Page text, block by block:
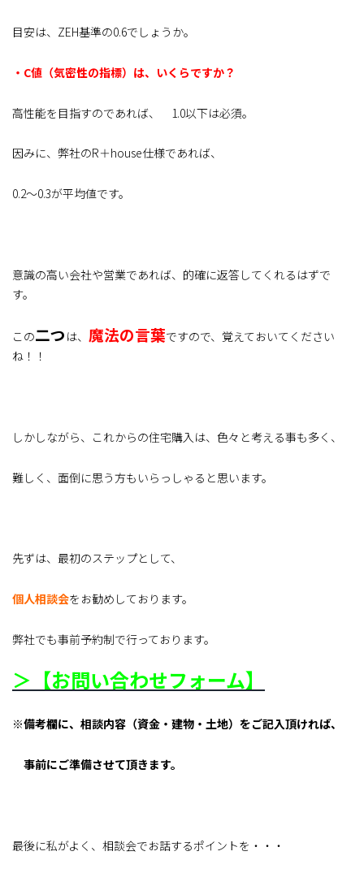
目安は、ZEH基準の0.6でしょうか。
・C値（気密性の指標）は、いくらですか？
高性能を目指すのであれば、 1.0以下は必須。
因みに、弊社のR＋house仕様であれば、
0.2～0.3が平均値です。
意識の高い会社や営業であれば、的確に返答してくれるはずで
す。
この二つ は、 魔法の言葉ですので、覚えておいてください
ね！！
しかしながら、これからの住宅購入は、色々と考える事も多く、
難しく、面倒に思う方もいらっしゃると思います。
先ずは、最初のステップとして、
個人相談会をお勧めしております。
弊社でも事前予約制で行っております。
＞【お問い合わせフォーム】
※備考欄に、相談内容（資金・建物・土地）をご記入頂ければ、
事前にご準備させて頂きます。
最後に私がよく、相談会でお話するポイントを・・・